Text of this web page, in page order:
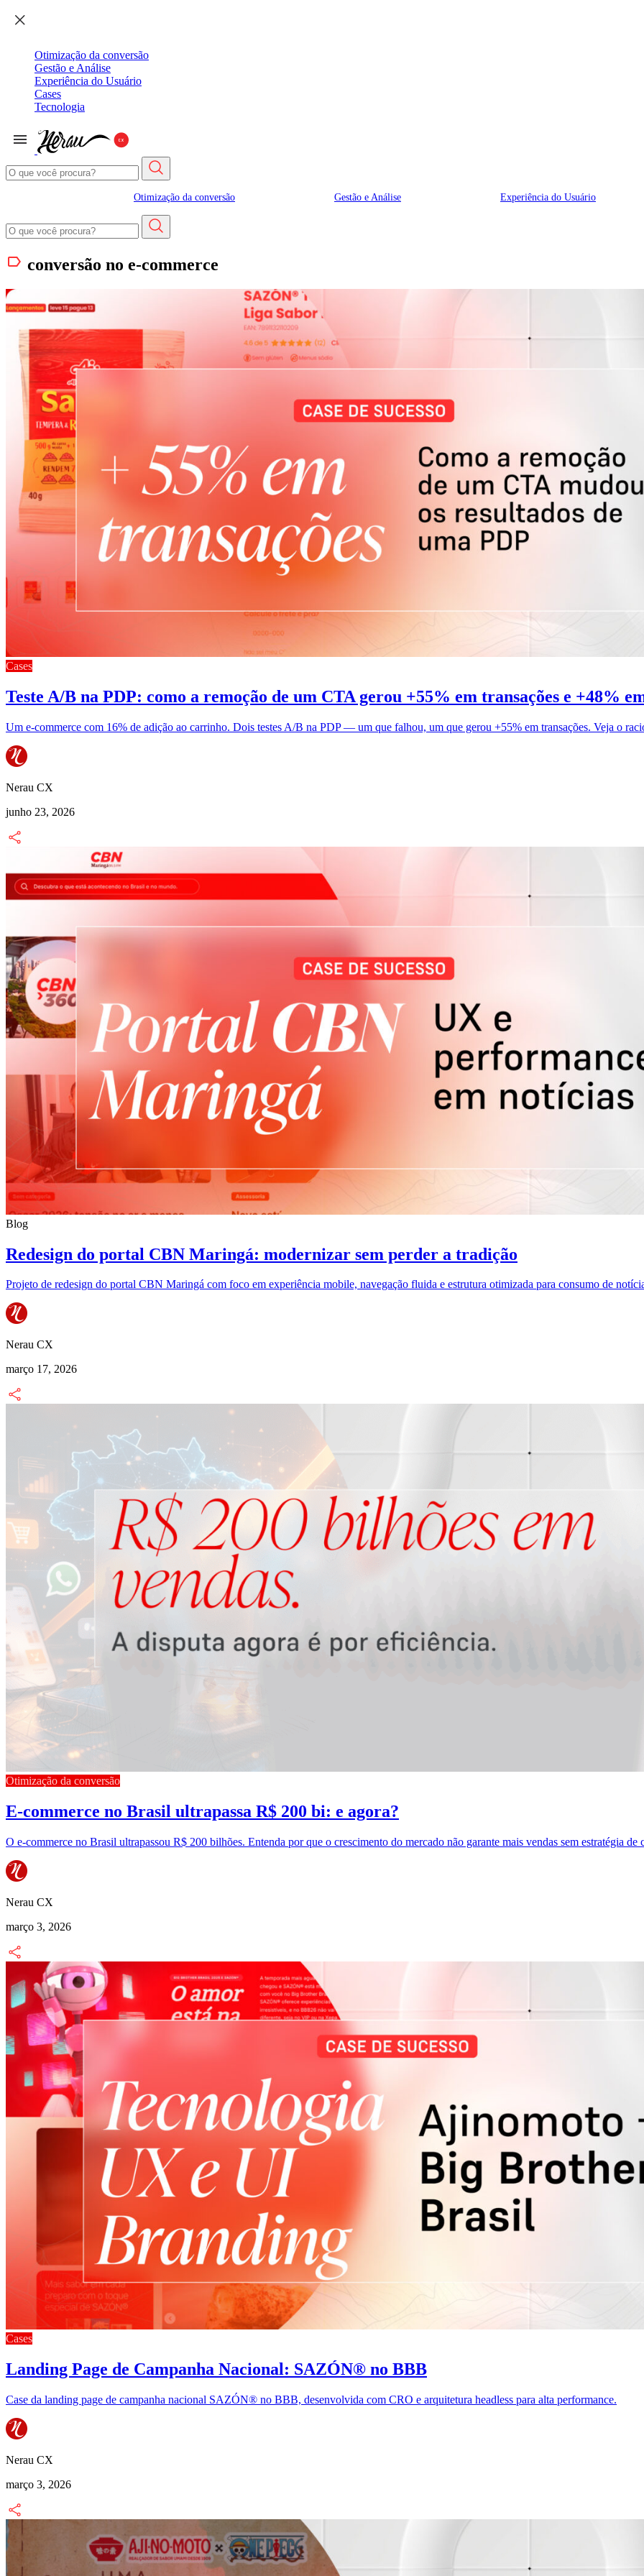
Otimização da conversão
Gestão e Análise
Experiência do Usuário
Cases
Tecnologia
Otimização da conversão Gestão e Análise Experiência do Usuário
conversão no e-commerce
Cases
Teste A/B na PDP: como a remoção de um CTA gerou +55% em transações e +48%
Um e-commerce com 16% de adição ao carrinho. Dois testes A/B na PDP — um que falhou, um que gerou +55% em transações. Veja o
Nerau CX
junho 23, 2026
Blog
Redesign do portal CBN Maringá: modernizar sem perder a tradição
Projeto de redesign do portal CBN Maringá com foco em experiência mobile, navegação fluida e estrutura otimizada para consumo de
Nerau CX
março 17, 2026
Otimização da conversão
E-commerce no Brasil ultrapassa R$ 200 bi: e agora?
O e-commerce no Brasil ultrapassou R$ 200 bilhões. Entenda por que o crescimento do mercado não garante mais vendas sem estratégia de
Nerau CX
março 3, 2026
Cases
Landing Page de Campanha Nacional: SAZÓN® no BBB
Case da landing page de campanha nacional SAZÓN® no BBB, desenvolvida com CRO e arquitetura headless para alta performance.
Nerau CX
março 3, 2026